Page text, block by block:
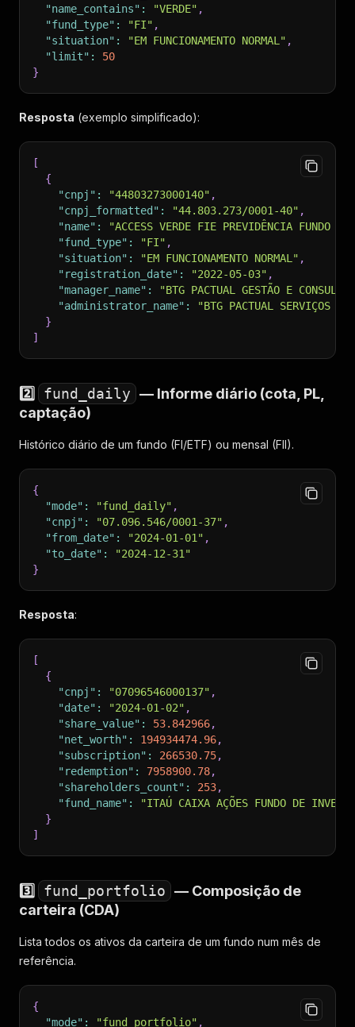
"name_contains" : "VERDE" ,
"fund_type" : "FI" ,
"situation" : "EM FUNCIONAMENTO NORMAL" ,
"limit" :
50
}
Resposta (exemplo simplificado):
[
{
"cnpj" : "44803273000140" ,
"cnpj_formatted" : "44.803.273/0001-40" ,
"name" :
"ACCESS VERDE FIE PREVIDÊNCIA FUNDO DE
"fund_type" : "FI" ,
"situation" : "EM FUNCIONAMENTO NORMAL" ,
"registration_date" : "2022-05-03" ,
"manager_name" :
"BTG PACTUAL GESTÃO E
"administrator_name" :
"BTG PACTUAL SERVIÇOS
}
]
2️⃣ fund_daily — Informe diário (cota, PL,
captação)
Histórico diário de um fundo (FI/ETF) ou mensal (FII).
{
"mode" : "fund_daily" ,
"cnpj" : "07.096.546/0001-37" ,
"from_date" : "2024-01-01" ,
"to_date" :
"2024-12-31"
}
Resposta:
[
{
"cnpj" : "07096546000137" ,
"date" : "2024-01-02" ,
"share_value" : 53.842966,
"net_worth" : 194934474.96,
"subscription" : 266530.75,
"redemption" : 7958900.78,
"shareholders_count" : 253,
"fund_name" :
"ITAÚ CAIXA AÇÕES FUNDO DE
}
]
3️⃣ fund_portfolio — Composição de
carteira (CDA)
Lista todos os ativos da carteira de um fundo num mês de
referência.
{
"mode" : "fund_portfolio" ,